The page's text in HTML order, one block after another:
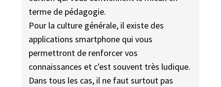
terme de pédagogie.
Pour la culture générale, il existe des
applications smartphone qui vous
permettront de renforcer vos
connaissances et c'est souvent très ludique.
Dans tous les cas, il ne faut surtout pas